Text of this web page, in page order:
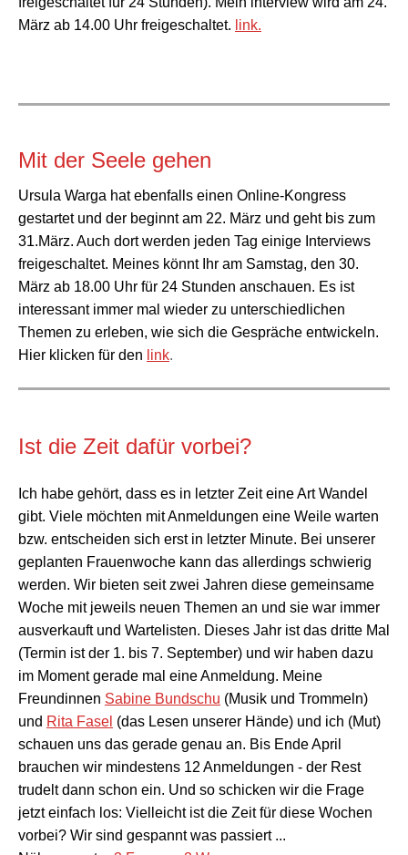
März ab 14.00 Uhr freigeschaltet. link.
Mit der Seele gehen
Ursula Warga hat ebenfalls einen Online-Kongress
gestartet und der beginnt am 22. März und geht bis zum
31.März. Auch dort werden jeden Tag einige Interviews
freigeschaltet. Meines könnt Ihr am Samstag, den 30.
März ab 18.00 Uhr für 24 Stunden anschauen. Es ist
interessant immer mal wieder zu unterschiedlichen
Themen zu erleben, wie sich die Gespräche entwickeln.
Hier klicken für den link.
Ist die Zeit dafür vorbei?
Ich habe gehört, dass es in letzter Zeit eine Art Wandel
gibt. Viele möchten mit Anmeldungen eine Weile warten
bzw. entscheiden sich erst in letzter Minute. Bei unserer
geplanten Frauenwoche kann das allerdings schwierig
werden. Wir bieten seit zwei Jahren diese gemeinsame
Woche mit jeweils neuen Themen an und sie war immer
ausverkauft und Wartelisten. Dieses Jahr ist das dritte Mal
(Termin ist der 1. bis 7. September) und wir haben dazu
im Moment gerade mal eine Anmeldung. Meine
Freundinnen Sabine Bundschu (Musik und Trommeln)
und Rita Fasel (das Lesen unserer Hände) und ich (Mut)
schauen uns das gerade genau an. Bis Ende April
brauchen wir mindestens 12 Anmeldungen - der Rest
trudelt dann schon ein. Und so schicken wir die Frage
jetzt einfach los: Vielleicht ist die Zeit für diese Wochen
vorbei? Wir sind gespannt was passiert ...